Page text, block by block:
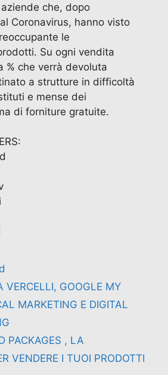
che, dopo
Coronavirus, hanno visto
le
Su ogni vendita
% che verrà devoluta
a strutture in difficoltà
e mense dei
di forniture gratuite.
d
v
i
i
VERCELLI, GOOGLE MY
MARKETING E DIGITAL
PACKAGES , LA
VENDERE I TUOI PRODOTTI